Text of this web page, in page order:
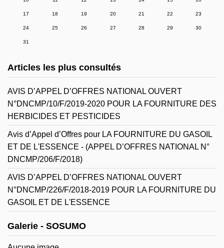
17 18 19 20 21 22 23
24 25 26 27 28 29 30
31
Articles les plus consultés
AVIS D’APPEL D’OFFRES NATIONAL OUVERT
N°DNCMP/10/F/2019-2020 POUR LA FOURNITURE DES
HERBICIDES ET PESTICIDES
Avis d’Appel d’Offres pour LA FOURNITURE DU GASOIL
ET DE L'ESSENCE - (APPEL D’OFFRES NATIONAL N°
DNCMP/206/F/2018)
AVIS D’APPEL D’OFFRES NATIONAL OUVERT
N°DNCMP/226/F/2018-2019 POUR LA FOURNITURE DU
GASOIL ET DE L'ESSENCE
Galerie - SOSUMO